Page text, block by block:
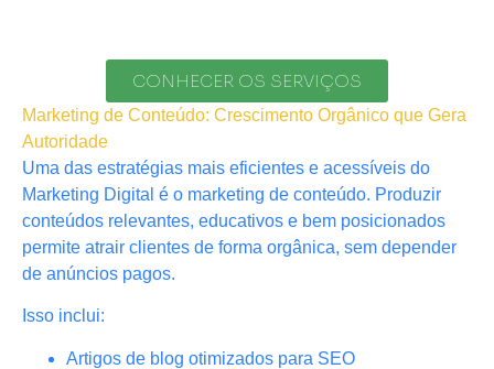
CONHECER OS SERVIÇOS
Marketing de Conteúdo: Crescimento Orgânico que Gera
Autoridade
Uma das estratégias mais eficientes e acessíveis do
Marketing Digital é o marketing de conteúdo. Produzir
conteúdos relevantes, educativos e bem posicionados
permite atrair clientes de forma orgânica, sem depender
de anúncios pagos.
Isso inclui:
Artigos de blog otimizados para SEO